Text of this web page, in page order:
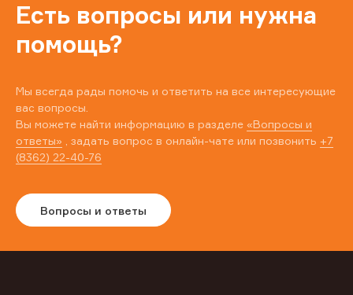
Есть вопросы или нужна
помощь?
Мы всегда рады помочь и ответить на все интересующие
вас вопросы.
Вы можете найти информацию в разделе «Вопросы и
ответы» , задать вопрос в онлайн-чате или позвонить +7
(8362) 22-40-76
Вопросы и ответы